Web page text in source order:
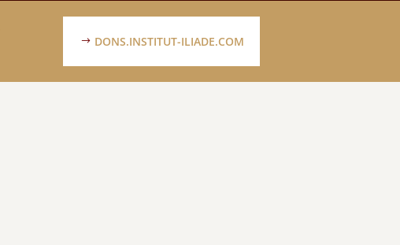
DONS.INSTITUT-ILIADE.COM